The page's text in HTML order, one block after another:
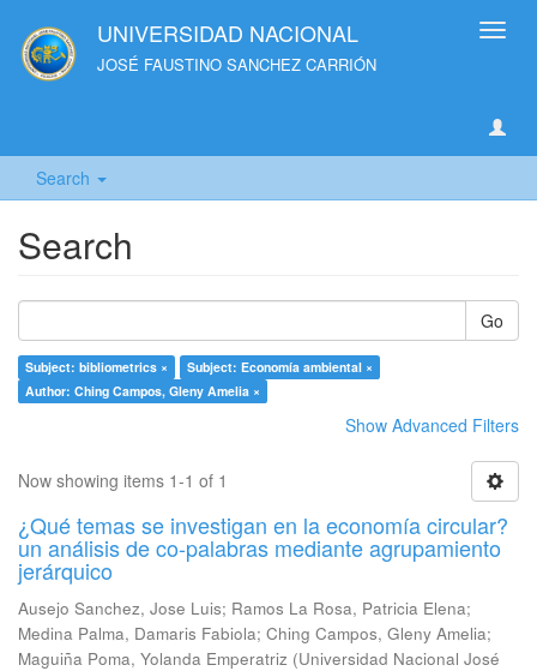
UNIVERSIDAD NACIONAL
JOSÉ FAUSTINO SANCHEZ CARRIÓN
Search
Search
Go
Subject: bibliometrics ×
Subject: Economía ambiental ×
Author: Ching Campos, Gleny Amelia ×
Show Advanced Filters
Now showing items 1-1 of 1
¿Qué temas se investigan en la economía circular?
un análisis de co-palabras mediante agrupamiento
jerárquico
Ausejo Sanchez, Jose Luis; Ramos La Rosa, Patricia Elena;
Medina Palma, Damaris Fabiola; Ching Campos, Gleny Amelia;
Maguiña Poma, Yolanda Emperatriz (Universidad Nacional José